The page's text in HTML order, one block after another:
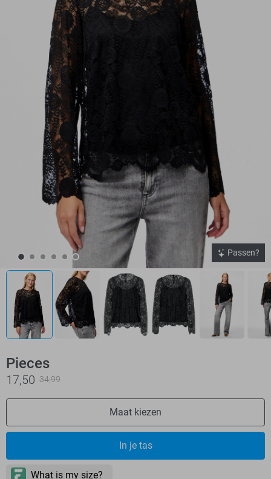
Passen?
Pieces
17,50 34,99
Maat kiezen
In je tas